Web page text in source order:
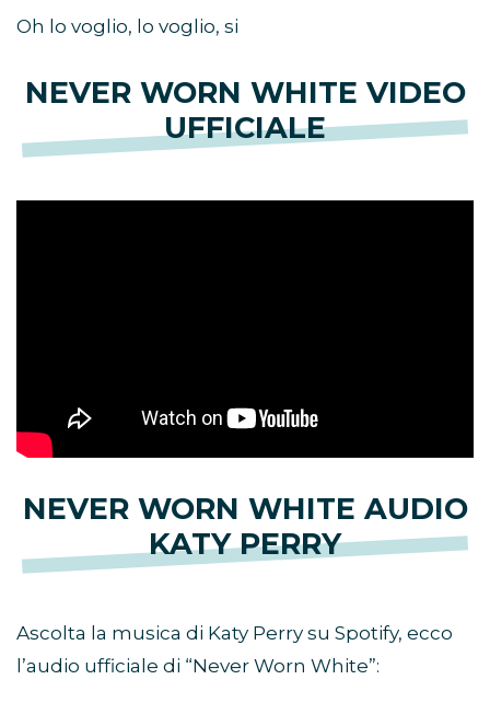
Oh lo voglio, lo voglio, si
NEVER WORN WHITE VIDEO
UFFICIALE
NEVER WORN WHITE AUDIO
KATY PERRY
Ascolta la musica di Katy Perry su Spotify, ecco
l’audio ufficiale di “Never Worn White”: